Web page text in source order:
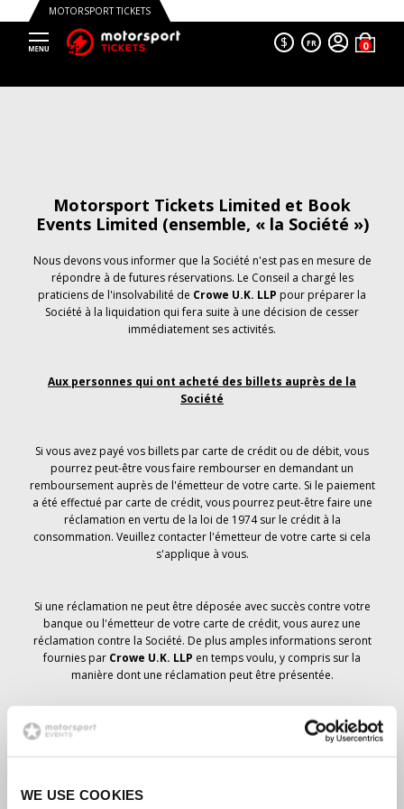
WE USE COOKIES
MOTORSPORT TICKETS
$ FR
Motorsport Tickets Limited et Book
Events Limited (ensemble, « la Société »)
Nous devons vous informer que la Société n'est pas en mesure de
répondre à de futures réservations. Le Conseil a chargé les
praticiens de l'insolvabilité de Crowe U.K. LLP pour préparer la
Société à la liquidation qui fera suite à une décision de cesser
immédiatement ses activités.
Aux personnes qui ont acheté des billets auprès de la
Société
Si vous avez payé vos billets par carte de crédit ou de débit, vous
pourrez peut-être vous faire rembourser en demandant un
remboursement auprès de l'émetteur de votre carte. Si le paiement
a été effectué par carte de crédit, vous pourrez peut-être faire une
réclamation en vertu de la loi de 1974 sur le crédit à la
consommation. Veuillez contacter l'émetteur de votre carte si cela
s'applique à vous.
Si une réclamation ne peut être déposée avec succès contre votre
banque ou l'émetteur de votre carte de crédit, vous aurez une
réclamation contre la Société. De plus amples informations seront
fournies par Crowe U.K. LLP en temps voulu, y compris sur la
manière dont une réclamation peut être présentée.
Si vous avez
avez reçu un avis d'annulation concernant votre
commande de billets, votre réservation n'a pas été annulée et il est
prévu que vous recevrez les billets que vous avez commandés en
fournisseurs pour s'assurer que les billets du Grand Prix sont livrés.